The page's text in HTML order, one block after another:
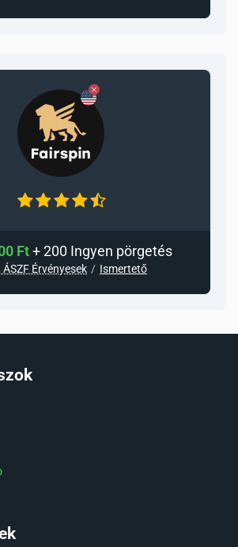
Ft+ 200 Ingyen pörgetés
Érvényesek Ismertető